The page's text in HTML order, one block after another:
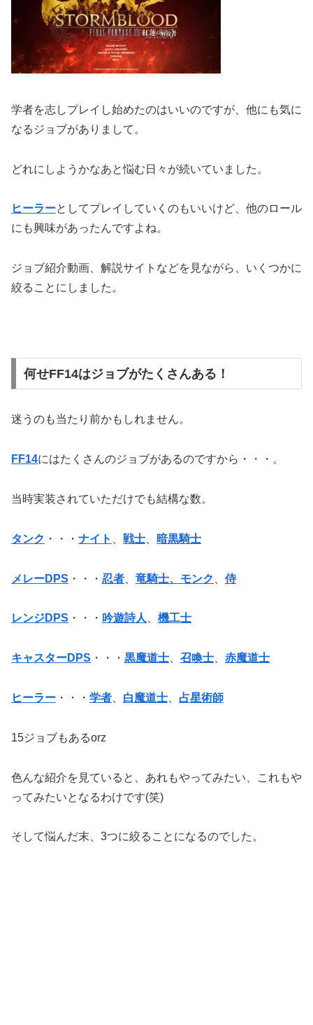
学者を志しプレイし始めたのはいいのですが、他にも気に
なるジョブがありまして。
どれにしようかなあと悩む日々が続いていました。
ヒーラーとしてプレイしていくのもいいけど、他のロール
にも興味があったんですよね。
ジョブ紹介動画、解説サイトなどを見ながら、いくつかに
絞ることにしました。
何せFF14はジョブがたくさんある！
迷うのも当たり前かもしれません。
FF14にはたくさんのジョブがあるのですから・・・。
当時実装されていただけでも結構な数。
タンク ・・・ ナイト 戦士 暗黒騎士
メレーDPS ・・・ 忍者 竜騎士、 モンク 侍
レンジDPS ・・・ 吟遊詩人、 機工士
キャスターDPS ・・・ 黒魔道士 召喚士 赤魔道士
ヒーラー ・・・ 学者 白魔道士 占星術師
15ジョブもあるorz
色んな紹介を見ていると、あれもやってみたい、これもや
ってみたいとなるわけです(笑)
そして悩んだ末、3つに絞ることになるのでした。